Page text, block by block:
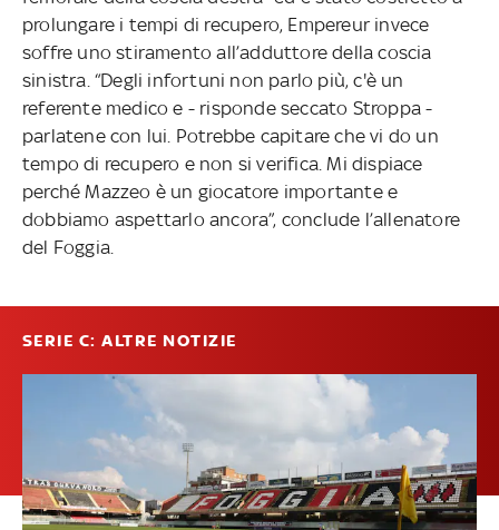
prolungare i tempi di recupero, Empereur invece
soffre uno stiramento all’adduttore della coscia
sinistra. “Degli infortuni non parlo più, c'è un
referente medico e - risponde seccato Stroppa -
parlatene con lui. Potrebbe capitare che vi do un
tempo di recupero e non si verifica. Mi dispiace
perché Mazzeo è un giocatore importante e
dobbiamo aspettarlo ancora”, conclude l’allenatore
del Foggia.
SERIE C: ALTRE NOTIZIE